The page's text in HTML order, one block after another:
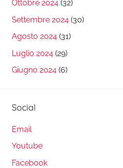
Ottobre 2024 (32)
Settembre 2024 (30)
Agosto 2024 (31)
Luglio 2024 (29)
Giugno 2024 (6)
Social
Email
Youtube
Facebook